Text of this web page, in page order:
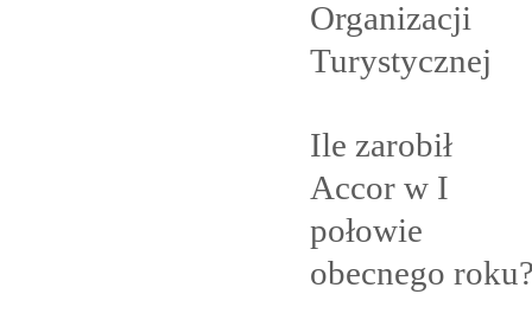
Organizacji
Turystycznej
Ile zarobił
Accor w I
połowie
obecnego